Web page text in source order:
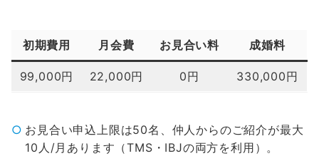
初期費用 月会費 お見合い料 成婚料
99,000円 22,000円 0円 330,000円
お見合い申込上限は50名、仲人からのご紹介が最大
10人/月あります（TMS・IBJの両方を利用）。